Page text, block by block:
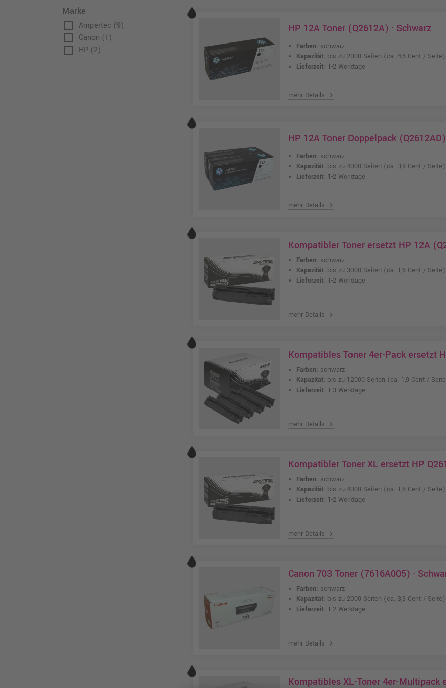
Marke
check_box_outline_blank Ampertec (9)
check_box_outline_blank Canon (1)
check_box_outline_blank HP (2)
HP 12A Toner (Q2612A) · Schwarz
Farben: schwarz
Kapazität: bis zu 2000 Seiten (ca. 4,6 Cent / Seite)
Lieferzeit: 1-2 Werktage
mehr Details chevron_right
HP 12A Toner Doppelpack
Farben: schwarz
Kapazität: bis zu 4000 Seiten (ca. 3,9 Cent / Seite)
Lieferzeit: 1-2 Werktage
mehr Details chevron_right
Kompatibler Toner ersetzt HP 12A
Farben: schwarz
Kapazität: bis zu 3000 Seiten (ca. 1,6 Cent / Seite)
Lieferzeit: 1-2 Werktage
mehr Details chevron_right
Kompatibles Toner 4er-Pack ersetzt
Farben: schwarz
Kapazität: bis zu 12000 Seiten (ca. 1,9 Cent /
Lieferzeit: 1-3 Werktage
mehr Details chevron_right
Kompatibler Toner XL ersetzt HP
Farben: schwarz
Kapazität: bis zu 4000 Seiten (ca. 1,6 Cent / Seite)
Lieferzeit: 1-2 Werktage
mehr Details chevron_right
Canon 703 Toner (7616A005) ·
Farben: schwarz
Kapazität: bis zu 2000 Seiten (ca. 3,3 Cent / Seite)
Lieferzeit: 1-2 Werktage
mehr Details chevron_right
Kompatibles XL-Toner 4er-Multipack